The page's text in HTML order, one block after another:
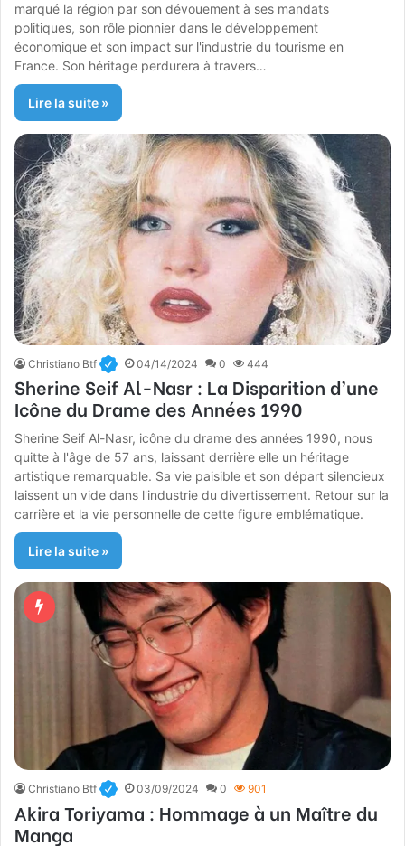
marqué la région par son dévouement à ses mandats
politiques, son rôle pionnier dans le développement
économique et son impact sur l'industrie du tourisme en
France. Son héritage perdurera à travers…
Lire la suite »
Christiano Btf 04/14/2024 0 444
Sherine Seif Al-Nasr : La Disparition d’une
Icône du Drame des Années 1990
Sherine Seif Al-Nasr, icône du drame des années 1990, nous
quitte à l'âge de 57 ans, laissant derrière elle un héritage
artistique remarquable. Sa vie paisible et son départ silencieux
laissent un vide dans l'industrie du divertissement. Retour sur la
carrière et la vie personnelle de cette figure emblématique.
Lire la suite »
Christiano Btf 03/09/2024 0 901
Akira Toriyama : Hommage à un Maître du
Manga